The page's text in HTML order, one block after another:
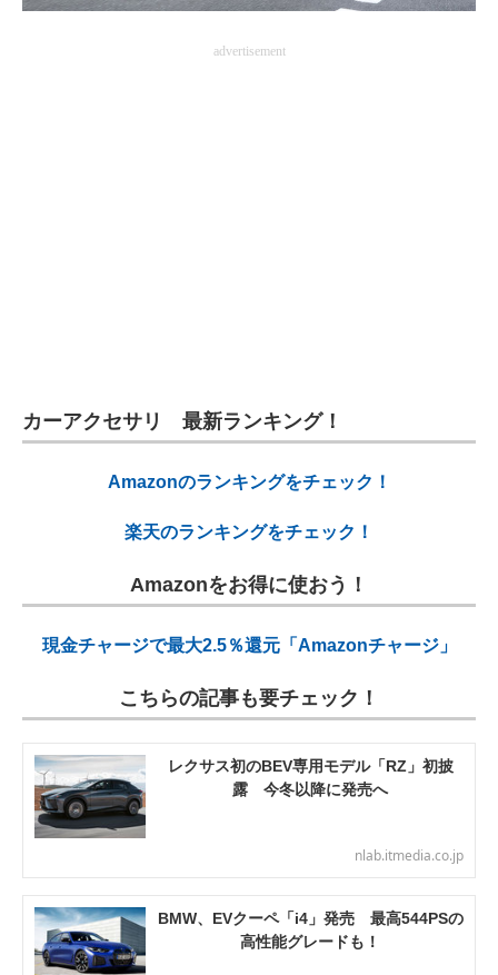
advertisement
カーアクセサリ 最新ランキング！
Amazonのランキングをチェック！
楽天のランキングをチェック！
Amazonをお得に使おう！
現金チャージで最大2.5％還元「Amazonチャージ」
こちらの記事も要チェック！
レクサス初のBEV専用モデル「RZ」初披
露 今冬以降に発売へ
nlab.itmedia.co.jp
BMW、EVクーペ「i4」発売 最高544PSの
高性能グレードも！